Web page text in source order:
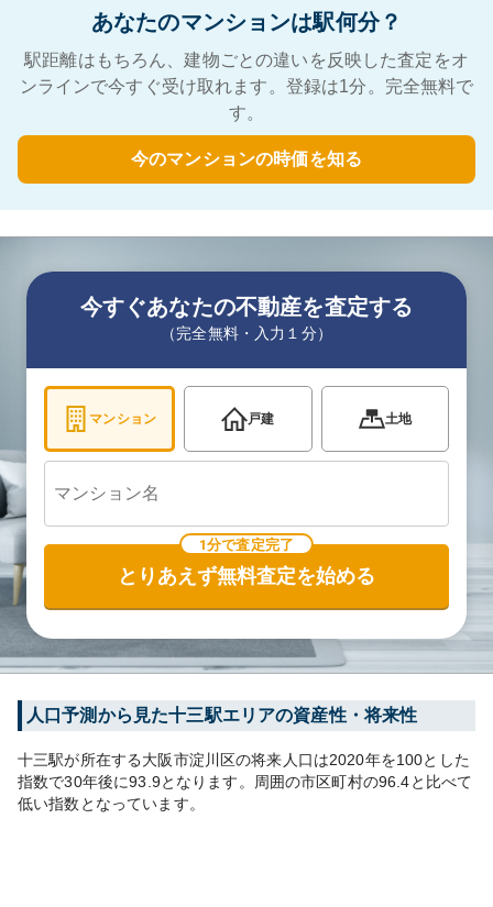
あなたのマンションは駅何分？
駅距離はもちろん、建物ごとの違いを反映した査定をオ
ンラインで今すぐ受け取れます。登録は1分。完全無料で
す。
今のマンションの時価を知る
今すぐあなたの不動産を査定する
（完全無料・入力１分）
マンション 戸建 土地
1分で査定完了
とりあえず無料査定を始める
人口予測から見た十三駅エリアの資産性・将来性
十三駅が所在する大阪市淀川区の将来人口は2020年を100とした
指数で30年後に93.9となります。 周囲の市区町村の96.4と比べて
低い指数となっています。